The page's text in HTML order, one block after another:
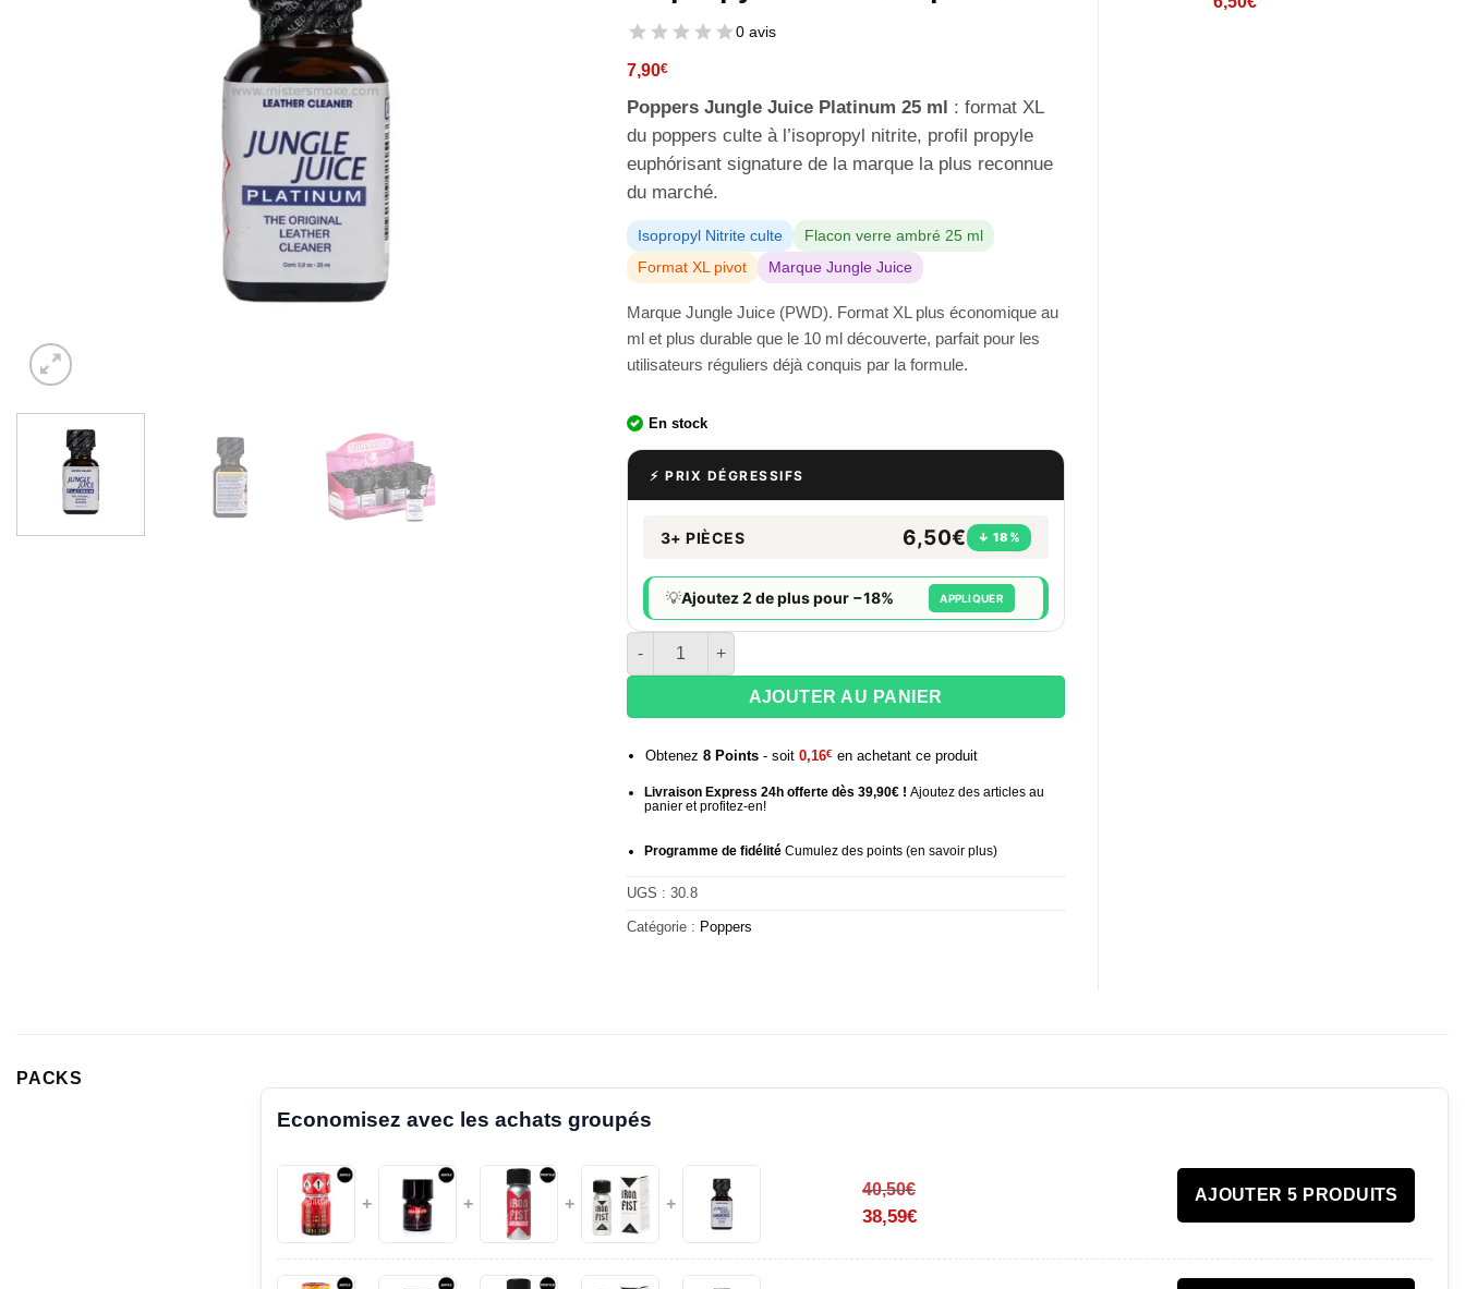
0 avis
7,90€
Poppers Jungle Juice Platinum 25 ml : format XL
du poppers culte à l’isopropyl nitrite, profil propyle
euphórisant signature de la marque la plus reconnue
du marché.
Isopropyl Nitrite culte
Flacon verre ambré 25 ml
Format XL pivot
Marque Jungle Juice
Marque Jungle Juice (PWD). Format XL plus économique au
ml et plus durable que le 10 ml découverte, parfait pour les
utilisateurs réguliers déjà conquis par la formule.
En stock
⚡ PRIX DÉGRESSIFS
3+ PIÈCES 6,50€ ↓ 18%
💡Ajoutez 2 de plus pour −18% APPLIQUER
quantité de Poppers Jungle Juice Platinum 25 ml — Format XL Isopropyl Nitrite Marque Culte
AJOUTER AU PANIER
Obtenez 8Points- soit 0,16€ en achetant ce produit
Livraison Express 24h offerte dès 39,90€ ! Ajoutez des articles au
panier et profitez-en!
Programme de fidélitéCumulez des points (en savoir plus)
UGS : 30.8
Catégorie : Poppers
sur 5 basé
PACKS
Economisez avec les achats groupés
+ + + +
40,50€
38,59€
AJOUTER 5 PRODUITS